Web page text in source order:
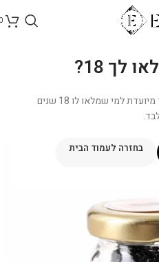
לך 18?
הכניסה והרכישה בחנות האתר מיועדת למי שמלאו לו 18 שנים
בחזרה לעמוד הבית